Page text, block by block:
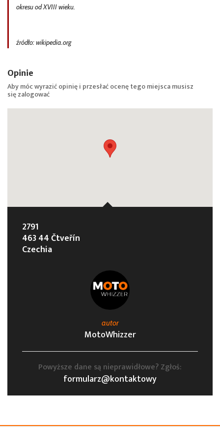
okresu od XVIII wieku.
źródło: wikipedia.org
Opinie
Aby móc wyrazić opinię i przesłać ocenę tego miejsca musisz
sięzalogować
2791
463 44 Čtveřín
Czechia
autor
MotoWhizzer
Powyższe dane są nieprawidłowe? Zgłoś:
formularz@kontaktowy